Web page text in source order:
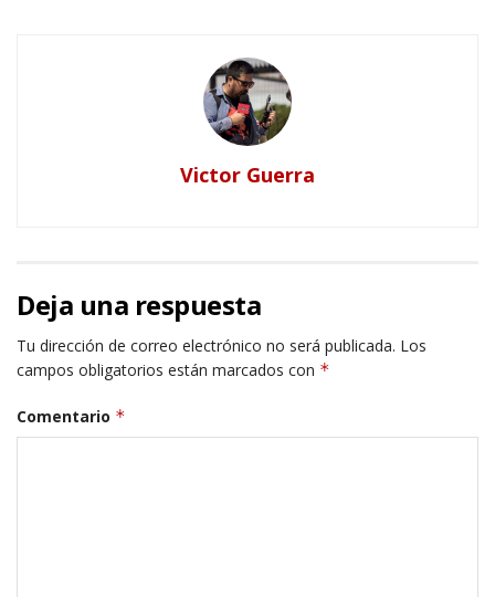
Victor Guerra
Deja una respuesta
Tu dirección de correo electrónico no será publicada. Los
campos obligatorios están marcados con *
Comentario *